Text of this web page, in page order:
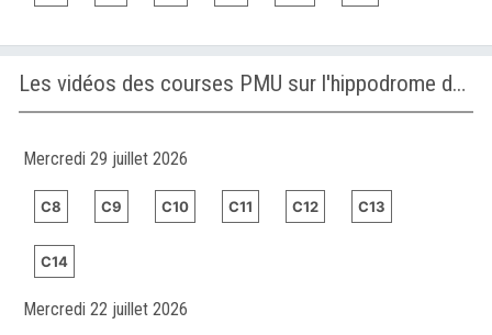
Les vidéos des courses PMU sur l'hippodrome de SAN ISIDRO
Mercredi 29 juillet 2026
C8 C9 C10 C11 C12 C13
C14
Mercredi 22 juillet 2026